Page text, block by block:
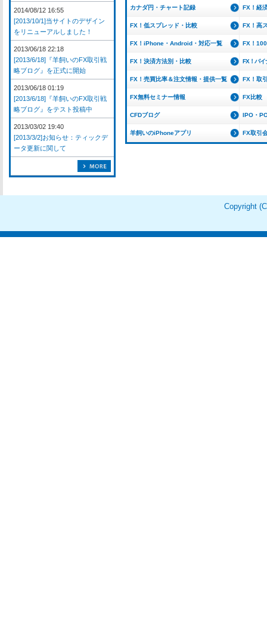
カナダ円・チャート記録 FX！経
FX！低スプレッド・比較 FX！高
FX！iPhone・Android・対応一覧 FX！
FX！決済方法別・比較 FX！バイ
FX！売買比率＆注文情報・提供一覧 FX！取
FX無料セミナー情報 FX比較
CFDブログ IPO・
羊飼いのiPhoneアプリ FX取引
2014/08/12 16:55
[2013/10/1]当サイトのデザイン
をリニューアルしました！
2013/06/18 22:18
[2013/6/18]『羊飼いのFX取引戦
略ブログ』を正式に開始
2013/06/18 01:19
[2013/6/18]『羊飼いのFX取引戦
略ブログ』をテスト投稿中
2013/03/02 19:40
[2013/3/2]お知らせ：ティックデ
ータ更新に関して
Copyright